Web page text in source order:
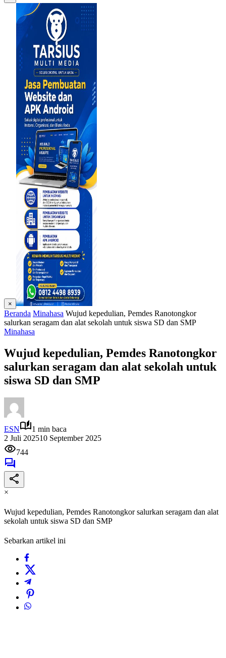
×
Beranda Minahasa Wujud kepedulian, Pemdes Ranotongkor
salurkan seragam dan alat sekolah untuk siswa SD dan SMP
Minahasa
Wujud kepedulian, Pemdes Ranotongkor
salurkan seragam dan alat sekolah untuk
siswa SD dan SMP
ESN
1 min baca
2 Juli 202510 September 2025
744
×
Wujud kepedulian, Pemdes Ranotongkor salurkan seragam dan alat
sekolah untuk siswa SD dan SMP
Sebarkan artikel ini